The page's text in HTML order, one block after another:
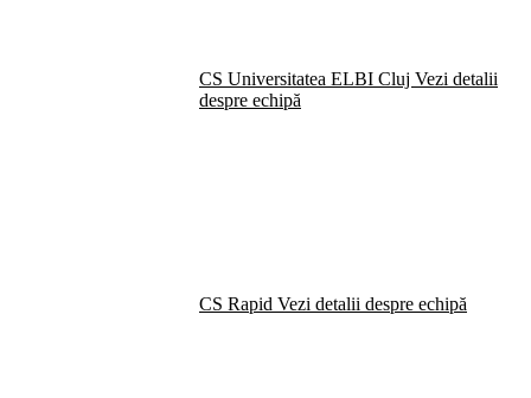
CS Universitatea ELBI Cluj Vezi detalii
despre echipă
CS Rapid Vezi detalii despre echipă